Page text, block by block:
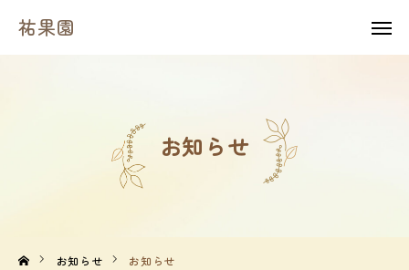
祐果園
お知らせ
お知らせ お知らせ
祐果園
農園の１年間